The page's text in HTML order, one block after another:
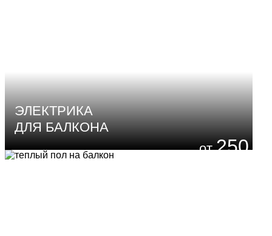
ЭЛЕКТРИКА
ДЛЯ БАЛКОНА
250